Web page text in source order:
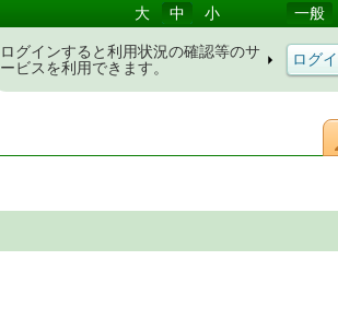
大 中 小 一般
ログインすると利用状況の確認等のサ
ービスを利用できます。